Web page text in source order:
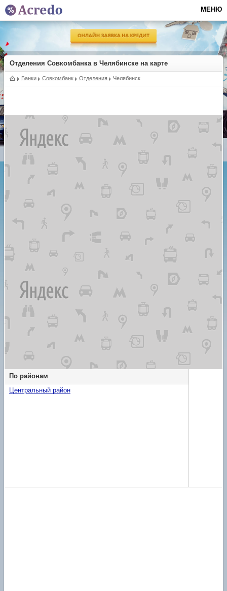
Отделения Совкомбанка в Челябинске на карте
Банки Совкомбанк Отделения Челябинск
По районам
Центральный район
МЕНЮ